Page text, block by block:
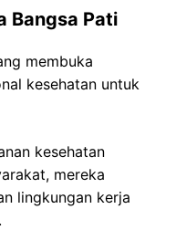
Bangsa Pati
membuka
kesehatan untuk
kesehatan
mereka
lingkungan kerja